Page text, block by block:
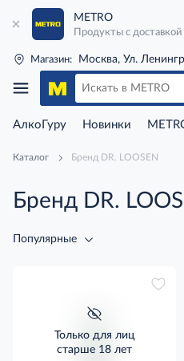
METRO
Продукты с
Магазин: Москва, Ул.
АлкоГуру Новинки
Каталог Бренд DR. LOOSEN
Бренд DR.
Популярные
Только для лиц
старше 18 лет